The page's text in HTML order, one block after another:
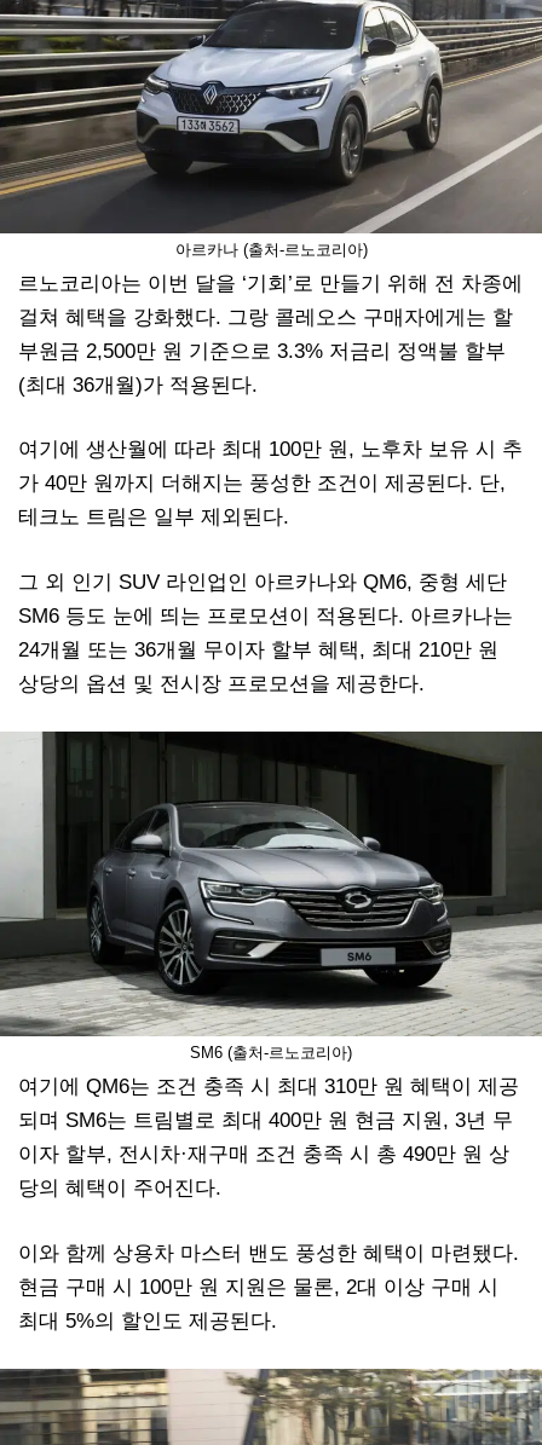
아르카나 (출처-르노코리아)
르노코리아는 이번 달을 ‘기회’로 만들기 위해 전 차종에
걸쳐 혜택을 강화했다. 그랑 콜레오스 구매자에게는 할
부원금 2,500만 원 기준으로 3.3% 저금리 정액불 할부
(최대 36개월)가 적용된다.
여기에 생산월에 따라 최대 100만 원, 노후차 보유 시 추
가 40만 원까지 더해지는 풍성한 조건이 제공된다. 단,
테크노 트림은 일부 제외된다.
그 외 인기 SUV 라인업인 아르카나와 QM6, 중형 세단
SM6 등도 눈에 띄는 프로모션이 적용된다. 아르카나는
24개월 또는 36개월 무이자 할부 혜택, 최대 210만 원
상당의 옵션 및 전시장 프로모션을 제공한다.
SM6 (출처-르노코리아)
여기에 QM6는 조건 충족 시 최대 310만 원 혜택이 제공
되며 SM6는 트림별로 최대 400만 원 현금 지원, 3년 무
이자 할부, 전시차·재구매 조건 충족 시 총 490만 원 상
당의 혜택이 주어진다.
이와 함께 상용차 마스터 밴도 풍성한 혜택이 마련됐다.
현금 구매 시 100만 원 지원은 물론, 2대 이상 구매 시
최대 5%의 할인도 제공된다.